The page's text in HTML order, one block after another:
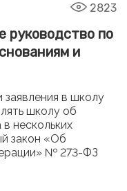
2823
руководство по
и
в школу
школу об
нескольких
закон «Об
№ 273-ФЗ